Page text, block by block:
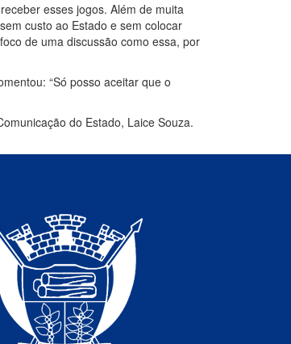
esses jogos. Além de muita
custo ao Estado e sem colocar
de uma discussão como essa, por
“Só posso aceitar que o
do Estado, Laice Souza.